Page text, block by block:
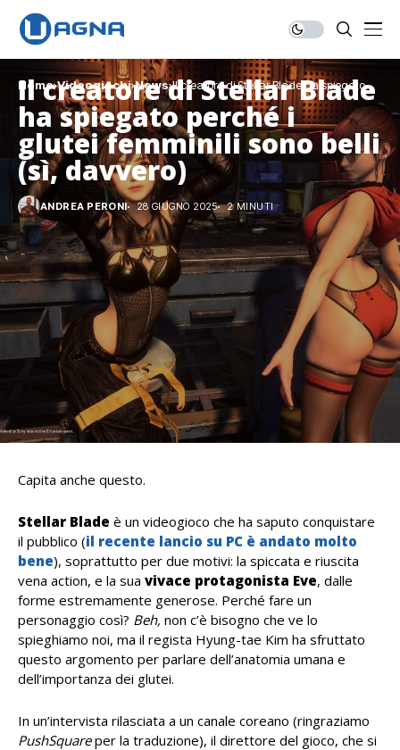
Home Videogiochi News Il creatore di Stellar Blade ha spiegato
perché i glutei femminili sono belli (sì,
davvero)
Il creatore di Stellar Blade
ha spiegato perché i
glutei femminili sono belli
(sì, davvero)
ANDREA PERONI 28 GIUGNO 2025 2 MINUTI
Capita anche questo.
Stellar Blade è un videogioco che ha saputo conquistare
il pubblico (il recente lancio su PC è andato molto
bene), soprattutto per due motivi: la spiccata e riuscita
vena action, e la sua vivace protagonista Eve, dalle
forme estremamente generose. Perché fare un
personaggio così? Beh, non c’è bisogno che ve lo
spieghiamo noi, ma il regista Hyung-tae Kim ha sfruttato
questo argomento per parlare dell’anatomia umana e
dell’importanza dei glutei.
In un’intervista rilasciata a un canale coreano (ringraziamo
PushSquareper la traduzione), il direttore del gioco, che si